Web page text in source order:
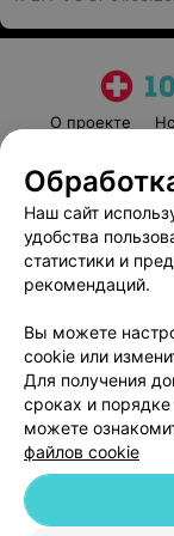
956,95 руб.
под в/в анестезией
337,85 руб.
Иссечение
(семенного
под в/в анестезией
544,34 руб.
О проекте
© 2026 ООО «Артокс
Наш сайт
удобства
статистики и
рекомендаций.
Вы можете
cookie или
Для получения
сроках и
можете
файлов cookie